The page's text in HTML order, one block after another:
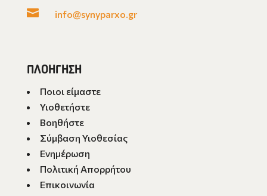
 info@synyparxo.gr
ΠΛΟΗΓΗΣΗ
Ποιοι είμαστε
Υιοθετήστε
Βοηθήστε
Σύμβαση Υιοθεσίας
Ενημέρωση
Πολιτική Απορρήτου
Επικοινωνία